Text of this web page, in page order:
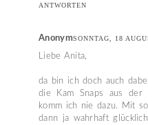
ANTWORTEN
AnonymSONNTAG, 18
Liebe Anita,
da bin ich doch auch
die Kam Snaps aus der
komm ich nie dazu. Mit
dann ja wahrhaft